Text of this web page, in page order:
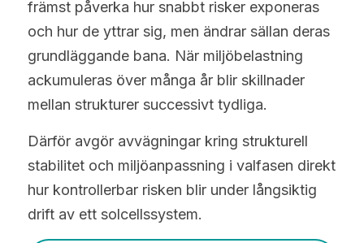
främst påverka hur snabbt risker exponeras
och hur de yttrar sig, men ändrar sällan deras
grundläggande bana. När miljöbelastning
ackumuleras över många år blir skillnader
mellan strukturer successivt tydliga.
Därför avgör avvägningar kring strukturell
stabilitet och miljöanpassning i valfasen direkt
hur kontrollerbar risken blir under långsiktig
drift av ett solcellssystem.